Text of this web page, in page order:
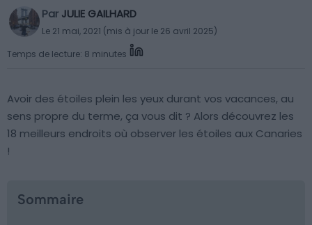
Par JULIE GAILHARD
Le 21 mai, 2021 (mis à jour le 26 avril 2025)
Temps de lecture: 8 minutes
Avoir des étoiles plein les yeux durant vos vacances, au
sens propre du terme, ça vous dit ? Alors découvrez les
18 meilleurs endroits où observer les étoiles aux Canaries
!
Sommaire